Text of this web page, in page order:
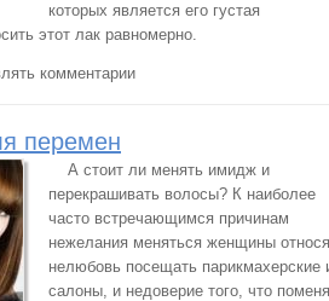
которых является его густая
этот лак равномерно.
условиях
комментарии
перемен
А стоит ли менять имидж и
перекрашивать волосы? К наиболее
часто встречающимся причинам
нежелания меняться женщины
нелюбовь посещать парикмахерские
салоны, и недоверие того, что